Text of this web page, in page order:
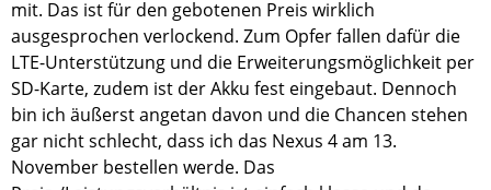
mit. Das ist für den gebotenen Preis wirklich
ausgesprochen verlockend. Zum Opfer fallen dafür die
LTE-Unterstützung und die Erweiterungsmöglichkeit per
SD-Karte, zudem ist der Akku fest eingebaut. Dennoch
bin ich äußerst angetan davon und die Chancen stehen
gar nicht schlecht, dass ich das Nexus 4 am 13.
November bestellen werde. Das